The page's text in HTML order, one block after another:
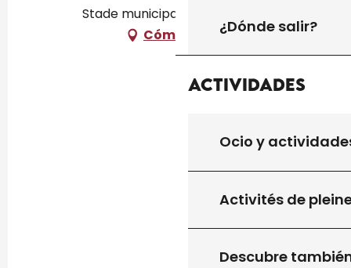
¿Dónde salir?
Actividades
Ocio y
Activités de
Descubre
Stade municipal, 46250 Cazals
Cómo llegar